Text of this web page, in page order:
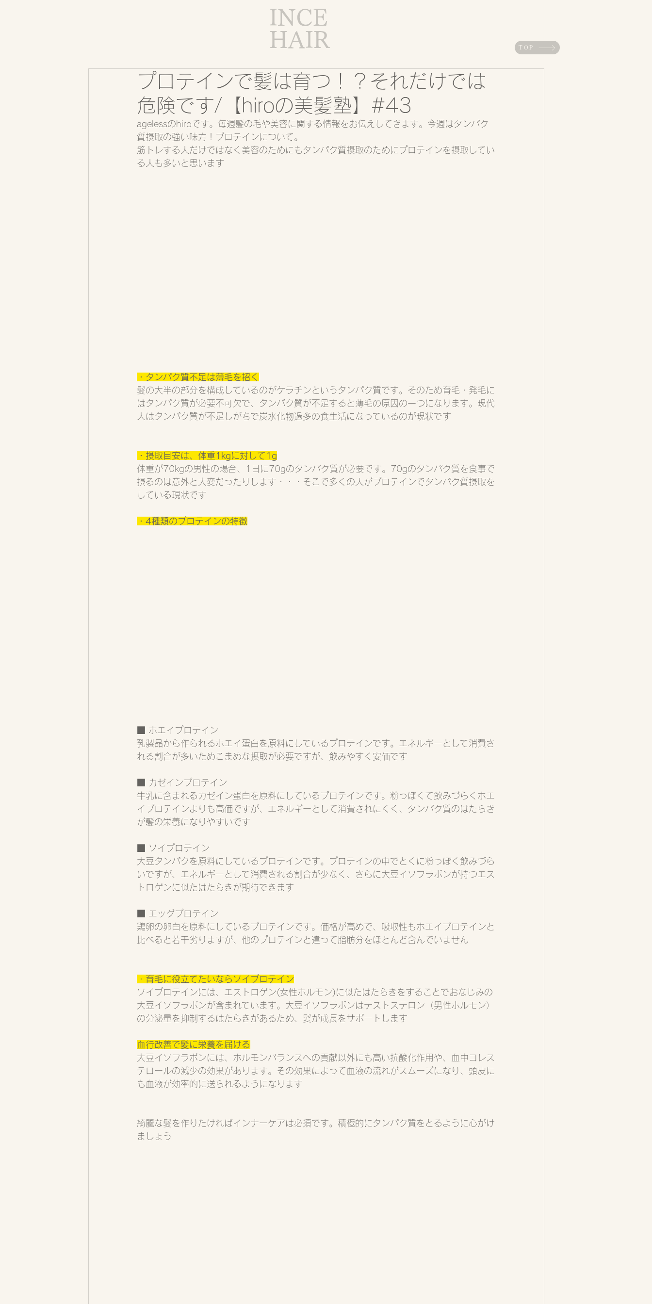
INCE
HAIR
TOP
プロテインで髪は育つ！？それだけでは
危険です/【hiroの美髪塾】#43
agelessのhiroです。毎週髪の毛や美容に関する情報をお伝えしてきます。今週はタンパク
質摂取の強い味方！プロテインについて。
筋トレする人だけではなく美容のためにもタンパク質摂取のためにプロテインを摂取してい
る人も多いと思います
・タンパク質不足は薄毛を招く
髪の大半の部分を構成しているのがケラチンというタンパク質です。そのため育毛・発毛に
はタンパク質が必要不可欠で、タンパク質が不足すると薄毛の原因の一つになります。現代
人はタンパク質が不足しがちで炭水化物過多の食生活になっているのが現状です
・摂取目安は、体重1kgに対して1g
体重が70kgの男性の場合、1日に70gのタンパク質が必要です。70gのタンパク質を食事で
摂るのは意外と大変だったりします・・・そこで多くの人がプロテインでタンパク質摂取を
している現状です
・4種類のプロテインの特徴
■ ホエイプロテイン
乳製品から作られるホエイ蛋白を原料にしているプロテインです。エネルギーとして消費さ
れる割合が多いためこまめな摂取が必要ですが、飲みやすく安価です
■ カゼインプロテイン
牛乳に含まれるカゼイン蛋白を原料にしているプロテインです。粉っぽくて飲みづらくホエ
イプロテインよりも高価ですが、エネルギーとして消費されにくく、タンパク質のはたらき
が髪の栄養になりやすいです
■ ソイプロテイン
大豆タンパクを原料にしているプロテインです。プロテインの中でとくに粉っぽく飲みづら
いですが、エネルギーとして消費される割合が少なく、さらに大豆イソフラボンが持つエス
トロゲンに似たはたらきが期待できます
■ エッグプロテイン
鶏卵の卵白を原料にしているプロテインです。価格が高めで、吸収性もホエイプロテインと
比べると若干劣りますが、他のプロテインと違って脂肪分をほとんど含んでいません
・ 育毛に役立てたいならソイプロテイン
ソイプロテインには、エストロゲン(女性ホルモン)に似たはたらきをすることでおなじみの
大豆イソフラボンが含まれています。大豆イソフラボンはテストステロン（男性ホルモン）
の分泌量を抑制するはたらきがあるため、髪が成長をサポートします
血行改善で髪に栄養を届ける
大豆イソフラボンには、ホルモンバランスへの貢献以外にも高い抗酸化作用や、血中コレス
テロールの減少の効果があります。その効果によって血液の流れがスムーズになり、頭皮に
も血液が効率的に送られるようになります
綺麗な髪を作りたければインナーケアは必須です。積極的にタンパク質をとるように心がけ
ましょう